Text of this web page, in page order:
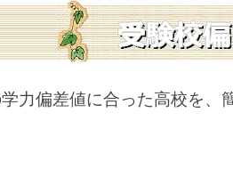
力偏差値に合った高校を、